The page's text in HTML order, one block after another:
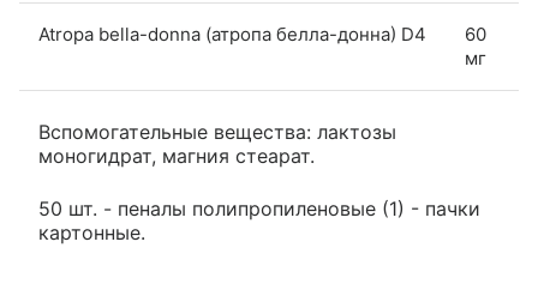
Atropa bella-donna (атропа белла-донна) D4
60
мг
Вспомогательные вещества: лактозы
моногидрат, магния стеарат.
50 шт. - пеналы полипропиленовые (1) - пачки
картонные.